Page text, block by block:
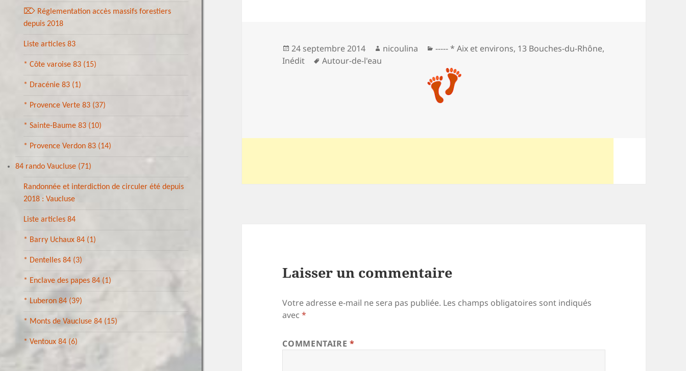
⌦ Réglementation accès massifs forestiers
depuis 2018
Liste articles 83
* Côte varoise 83 (15)
* Dracénie 83 (1)
* Provence Verte 83 (37)
* Sainte-Baume 83 (10)
* Provence Verdon 83 (14)
84 rando Vaucluse (71)
Randonnée et interdiction de circuler été depuis
2018 : Vaucluse
Liste articles 84
* Barry Uchaux 84 (1)
* Dentelles 84 (3)
* Enclave des papes 84 (1)
* Luberon 84 (39)
* Monts de Vaucluse 84 (15)
* Ventoux 84 (6)
Publié
le
24 septembre 2014 Auteur
nicoulina Catégories
----- * Aix et environs, 13 Bouches-du-Rhône,
Inédit
Mots-
clés
Autour-de-l'eau
Laisser un commentaire
Votre adresse e-mail ne sera pas publiée. Les champs obligatoires sont indiqués
avec*
COMMENTAIRE*